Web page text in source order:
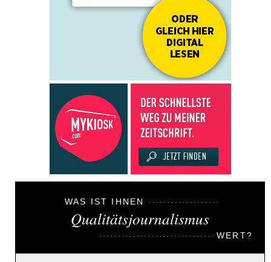
WAS IST IHNEN
Qualitätsjournalismus
WERT?